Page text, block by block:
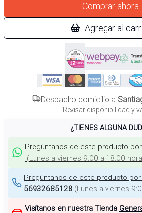
Comprar ahora
Agregar al
Despacho domicilio a
Revisar disponibilidad y
¿TIENES ALGUNA
Pregúntanos de este producto por
(Lunes a viernes 9:00 a 18:00
Pregúntanos de este producto
56932685128 (Lunes a viernes
Visítanos en nuestra Tienda